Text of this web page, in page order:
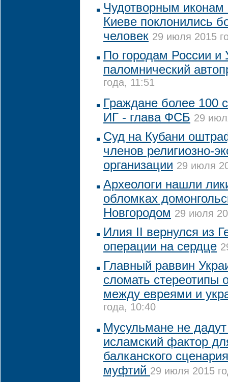
Чудотворным иконам
Киеве поклонились
человек 29 июля 2015
По городам России и
паломнический
года, 11:51
Граждане более 100
ИГ - глава ФСБ 29
Суд на Кубани
членов религиозно-
организации 29 июля
Археологи нашли
обломках
Новгородом 29 июля
Илия II вернулся из
операции на сердце
Главный раввин
сломать стереотипы
между евреями и
года, 10:40
Мусульмане не дадут
исламский фактор
балканского
муфтий 29 июля 2015